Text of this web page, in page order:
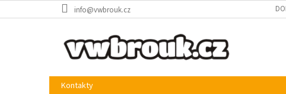
na
info@vwbrouk.cz
Kontakty